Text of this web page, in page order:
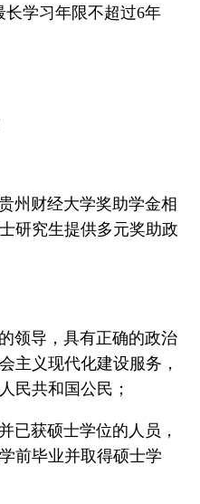
学习年限不超过6年
州财经大学奖助学金相
研究生提供多元奖助政
领导，具有正确的政治
主义现代化建设服务，
民共和国公民；
已获硕士学位的人员，
前毕业并取得硕士学